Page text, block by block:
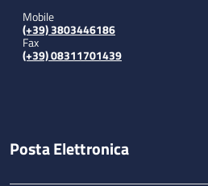
Mobile
(+39) 3803446186
Fax
(+39) 08311701439
Posta Elettronica